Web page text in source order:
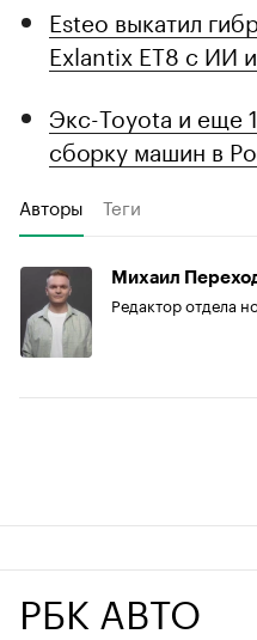
Esteo выкатил
Exlantix ET8 с ИИ
Экс-Toyota и еще
сборку машин в
Авторы Теги
Михаил
Редактор отдела
РБК АВТО